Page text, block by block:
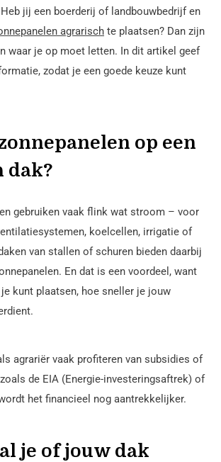
jij een boerderij of landbouwbedrijf en
agrarisch te plaatsen? Dan zijn
waar je op moet letten. In dit artikel geef
zodat je een goede keuze kunt
op een
dak?
gebruiken vaak flink wat stroom – voor
koelcellen, irrigatie of
van stallen of schuren bieden daarbij
En dat is een voordeel, want
kunt plaatsen, hoe sneller je jouw
agrariër vaak profiteren van subsidies of
de EIA (Energie-investeringsaftrek) of
het financieel nog aantrekkelijker.
je of jouw dak